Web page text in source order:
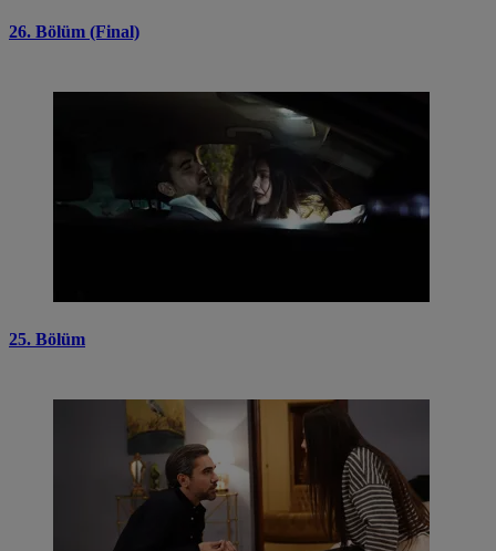
26. Bölüm (Final)
25. Bölüm